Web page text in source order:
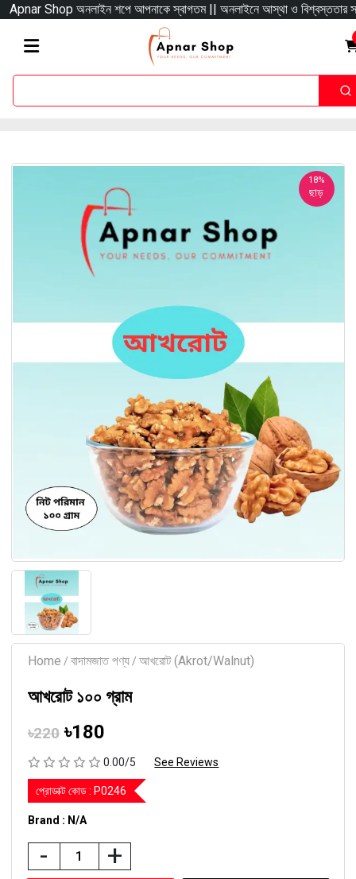
Shop অনলাইন শপে আপনাকে স্বাগতম || অনলাইনে আস্থা ও বিশ্বস্ততার সাথে সারা
18%
ছাড়
Home / বাদামজাত পণ্য / আখরোট (Akrot/Walnut)
আখরোট ১০০ গ্রাম
৳220৳180
0.00/5 See Reviews
প্রোডাক্ট কোড : P0246
Brand : N/A
- +